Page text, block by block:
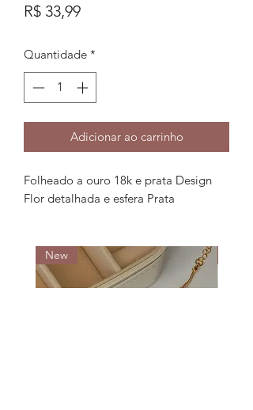
R$ 33,99Preço
Quantidade *
Adicionar ao carrinho
Folheado a ouro 18k e prata Design
Flor detalhada e esfera Prata
New